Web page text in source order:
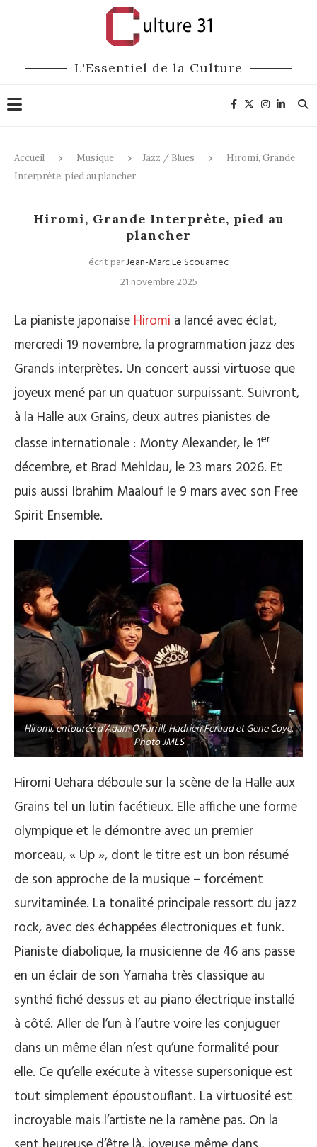
L'Essentiel de la Culture
Accueil Musique Jazz / Blues
Hiromi, Grande
Interprète, pied au plancher
Hiromi, Grande Interprète, pied au
plancher
écrit parJean-Marc Le Scouarnec
21 novembre 2025
La pianiste japonaise Hiromi a lancé avec éclat,
mercredi 19 novembre, la programmation jazz des
Grands interprètes. Un concert aussi virtuose que
joyeux mené par un quatuor surpuissant. Suivront,
à la Halle aux Grains, deux autres pianistes de
classe internationale : Monty Alexander, le 1er
décembre, et Brad Mehldau, le 23 mars 2026. Et
puis aussi Ibrahim Maalouf le 9 mars avec son Free
Spirit Ensemble.
Hiromi, entourée d’Adam O’Farrill, Hadrien Feraud et Gene Coye.
Photo JMLS
Hiromi Uehara déboule sur la scène de la Halle aux
Grains tel un lutin facétieux. Elle affiche une forme
olympique et le démontre avec un premier
morceau, « Up », dont le titre est un bon résumé
de son approche de la musique – forcément
survitaminée. La tonalité principale ressort du jazz
rock, avec des échappées électroniques et funk.
Pianiste diabolique, la musicienne de 46 ans passe
en un éclair de son Yamaha très classique au
synthé fiché dessus et au piano électrique installé
à côté. Aller de l’un à l’autre voire les conjuguer
dans un même élan n’est qu’une formalité pour
elle. Ce qu’elle exécute à vitesse supersonique est
tout simplement époustouflant. La virtuosité est
incroyable mais l’artiste ne la ramène pas. On la